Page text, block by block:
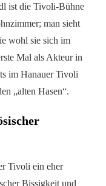
ist die Tivoli-Bühne
man sieht
wohl sie sich im
Mal als Akteur in
im Hanauer Tivoli
„alten Hasen“.
Tivoli ein eher
Bissigkeit und